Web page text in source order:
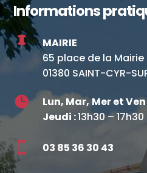
Informations

MAIRIE
65 place de la Mairie
01380 SAINT-CYR-
 Lun, Mar,Mer et Ven
Jeudi :13h30 – 17h30
 03 85 36 30 43